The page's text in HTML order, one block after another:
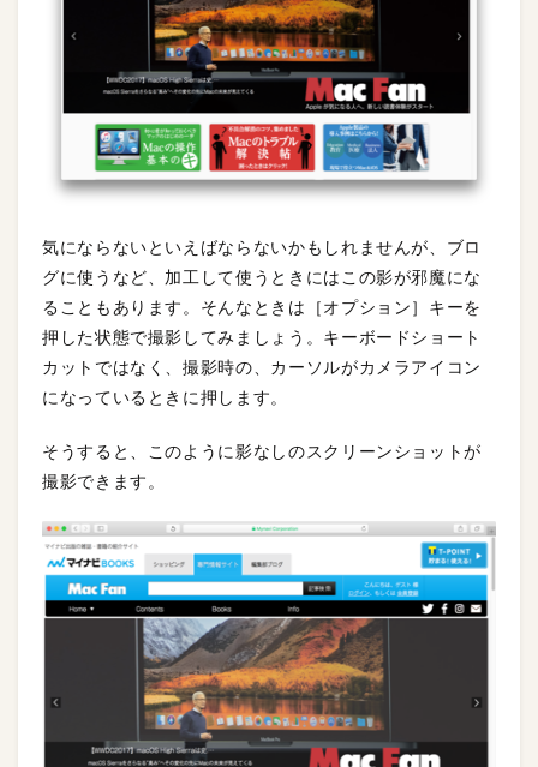
気にならないといえばならないかもしれませんが、ブロ
グに使うなど、加工して使うときにはこの影が邪魔にな
ることもあります。そんなときは［オプション］キーを
押した状態で撮影してみましょう。キーボードショート
カットではなく、撮影時の、カーソルがカメラアイコン
になっているときに押します。
そうすると、このように影なしのスクリーンショットが
撮影できます。